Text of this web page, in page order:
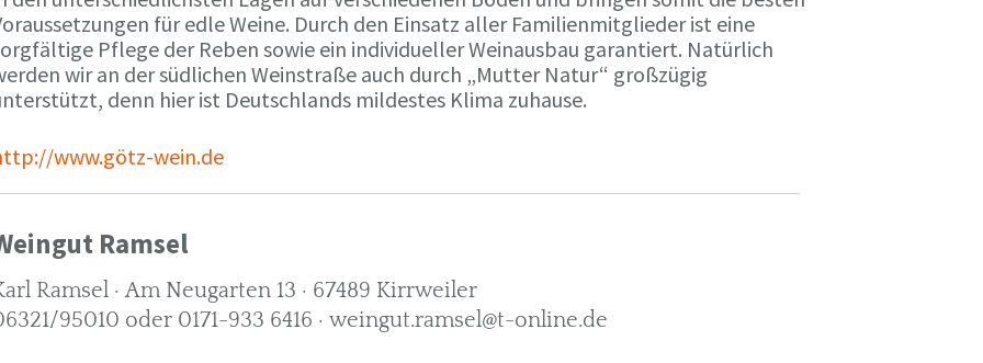
für edle Weine. Durch den Einsatz aller Familienmitglieder ist eine
Pflege der Reben sowie ein individueller Weinausbau garantiert. Natürlich
wir an der südlichen Weinstraße auch durch „Mutter Natur“ großzügig
denn hier ist Deutschlands mildestes Klima zuhause.
www.götz-wein.de
Ramsel
Ramsel · Am Neugarten 13 · 67489 Kirrweiler
95010 oder 0171-933 6416 · weingut.ramsel@t-online.de